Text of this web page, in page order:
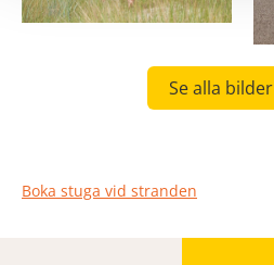
Se alla bilder
Boka stuga vid stranden